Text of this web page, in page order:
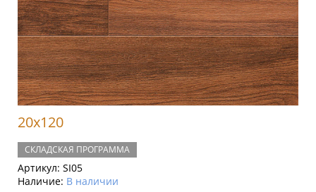
20x120
СКЛАДСКАЯ ПРОГРАММА
Артикул: SI05
Наличие: В наличии